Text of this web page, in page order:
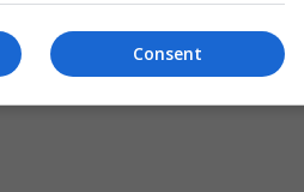
Consent